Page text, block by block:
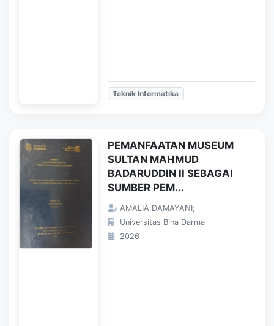
Teknik Informatika
PEMANFAATAN MUSEUM
SULTAN MAHMUD
BADARUDDIN II SEBAGAI
SUMBER PEM...
AMALIA DAMAYANI;
Universitas Bina Darma
2026